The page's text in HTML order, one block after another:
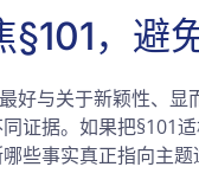
§101，避
好与关于新颖性、
证据。如果把§101
些事实真正指向主题